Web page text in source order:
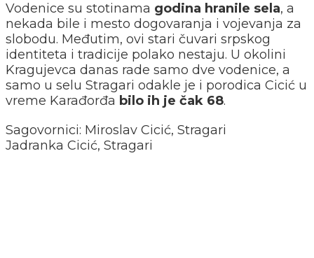
Vodenice su stotinama godina hranile sela, a
nekada bile i mesto dogovaranja i vojevanja za
slobodu. Međutim, ovi stari čuvari srpskog
identiteta i tradicije polako nestaju. U okolini
Kragujevca danas rade samo dve vodenice, a
samo u selu Stragari odakle je i porodica Cicić u
vreme Karađorđa bilo ih je čak 68.
Sagovornici: Miroslav Cicić, Stragari
Jadranka Cicić, Stragari